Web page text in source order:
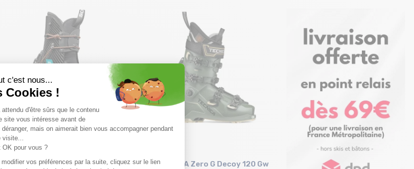
Taille en stock
25/25.5 cm
Taille en stock
25/25.5 cm
30/30.5 cm
SCARPA Alien 1.0 /carbon
TECNICA Zero G Decoy 120 Gw